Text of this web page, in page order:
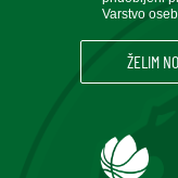
Varstvo